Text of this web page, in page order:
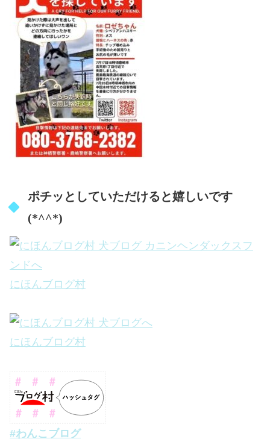
ポチッとしていただけると嬉しいです
(*^^*)
にほんブログ村
にほんブログ村
#わんこブログ